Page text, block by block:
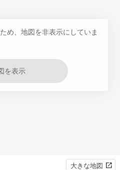
め、地図を非表示にしていま
を表示
大きな地図